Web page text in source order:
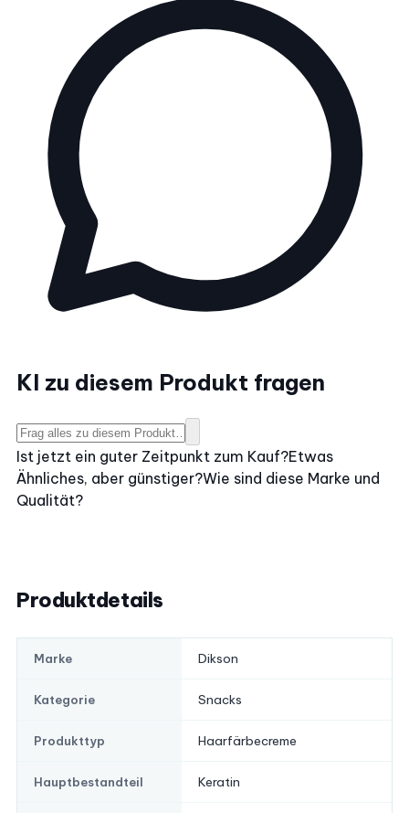
KI zu diesem Produkt fragen
Ist jetzt ein guter Zeitpunkt zum Kauf?Etwas
Ähnliches, aber günstiger?Wie sind diese Marke und
Qualität?
Produktdetails
Marke Dikson
Kategorie Snacks
Produkttyp Haarfärbecreme
Hauptbestandteil Keratin